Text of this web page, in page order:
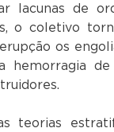
lacunas de
o coletivo
os
hemorragia
teorias